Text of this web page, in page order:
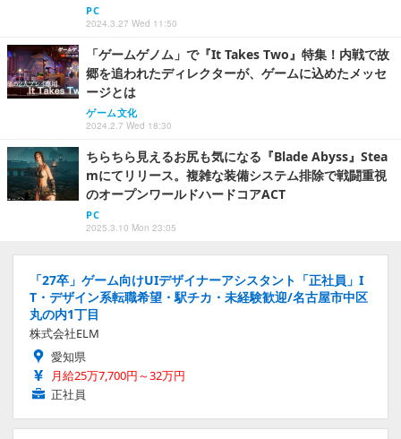
PC
2024.3.27 Wed 11:50
「ゲームゲノム」で『It Takes Two』特集！内戦で故
郷を追われたディレクターが、ゲームに込めたメッセ
ージとは
ゲーム文化
2024.2.7 Wed 18:30
ちらちら見えるお尻も気になる『Blade Abyss』Stea
mにてリリース。複雑な装備システム排除で戦闘重視
のオープンワールドハードコアACT
PC
2025.3.10 Mon 23:05
「27卒」ゲーム向けUIデザイナーアシスタント「正社員」I
T・デザイン系転職希望・駅チカ・未経験歓迎/名古屋市中区
丸の内1丁目
株式会社ELM
愛知県
月給25万7,700円～32万円
正社員